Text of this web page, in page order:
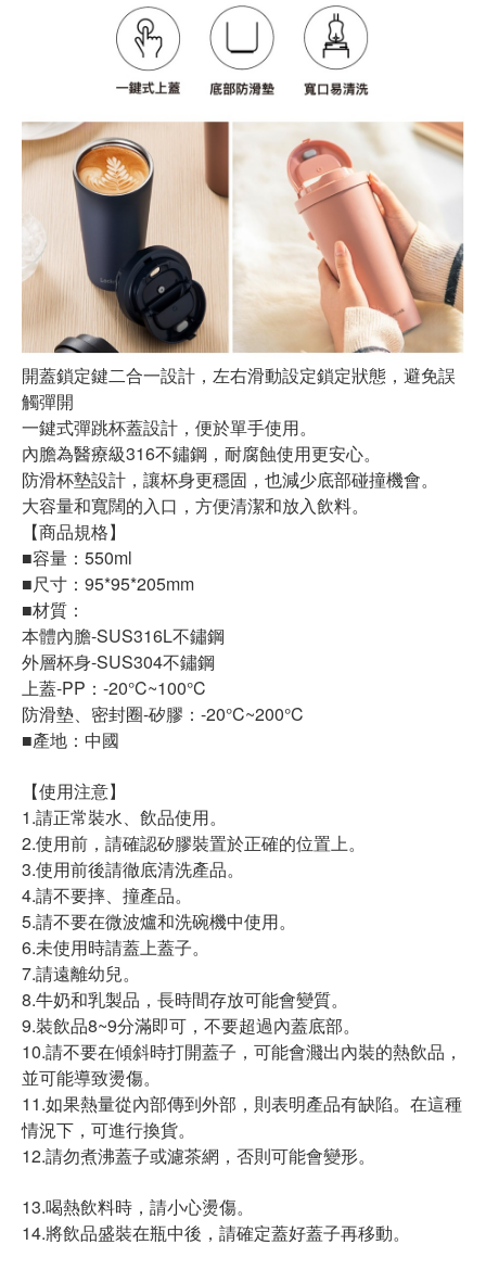
開蓋鎖定鍵二合一設計，左右滑動設定鎖定狀態，避免誤
觸彈開
一鍵式彈跳杯蓋設計，便於單手使用。
內膽為醫療級316不鏽鋼，耐腐蝕使用更安心。
防滑杯墊設計，讓杯身更穩固，也減少底部碰撞機會。
大容量和寬闊的入口，方便清潔和放入飲料。
【商品規格】
■容量：550ml
■尺寸：95*95*205mm
■材質：
本體內膽-SUS316L不鏽鋼
外層杯身-SUS304不鏽鋼
上蓋-PP：-20°C~100°C
防滑墊、密封圈-矽膠：-20°C~200°C
■產地：中國
【使用注意】
1.請正常裝水、飲品使用。
2.使用前，請確認矽膠裝置於正確的位置上。
3.使用前後請徹底清洗產品。
4.請不要摔、撞產品。
5.請不要在微波爐和洗碗機中使用。
6.未使用時請蓋上蓋子。
7.請遠離幼兒。
8.牛奶和乳製品，長時間存放可能會變質。
9.裝飲品8~9分滿即可，不要超過內蓋底部。
10.請不要在傾斜時打開蓋子，可能會濺出內裝的熱飲品，
並可能導致燙傷。
11.如果熱量從內部傳到外部，則表明產品有缺陷。在這種
情況下，可進行換貨。
12.請勿煮沸蓋子或濾茶網，否則可能會變形。
13.喝熱飲料時，請小心燙傷。
14.將飲品盛裝在瓶中後，請確定蓋好蓋子再移動。